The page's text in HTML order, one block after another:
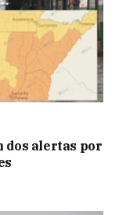
dos alertas por